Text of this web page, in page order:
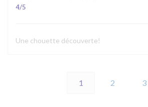
4/5
Une chouette découverte!
1 2 3